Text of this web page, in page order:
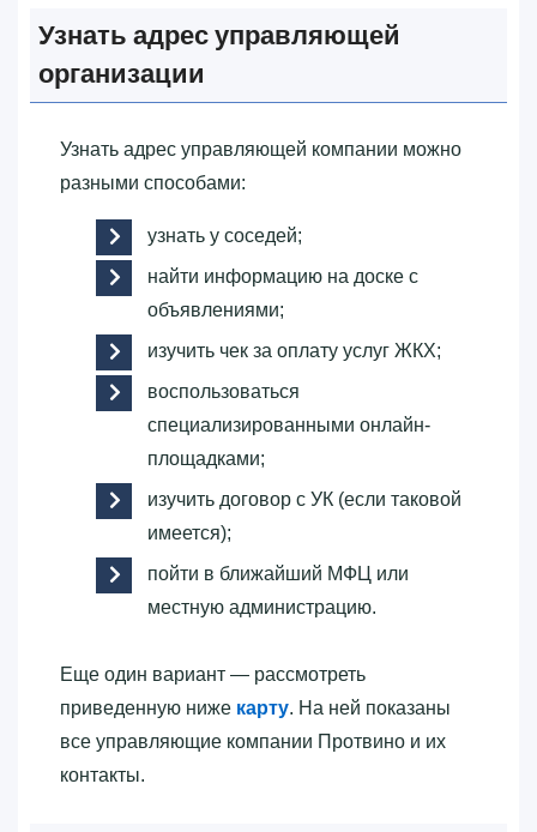
Узнать адрес управляющей
организации
Узнать адрес управляющей компании можно
разными способами:
узнать у соседей;
найти информацию на доске с
объявлениями;
изучить чек за оплату услуг ЖКХ;
воспользоваться
специализированными онлайн-
площадками;
изучить договор с УК (если таковой
имеется);
пойти в ближайший МФЦ или
местную администрацию.
Еще один вариант — рассмотреть
приведенную ниже карту. На ней показаны
все управляющие компании Протвино и их
контакты.